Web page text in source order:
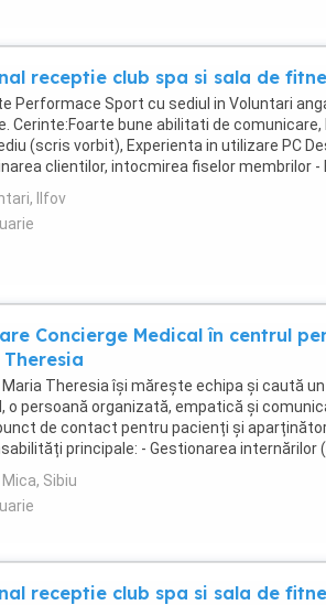
receptie club spa si sala de
Performace Sport cu sediul in Voluntari
Cerinte:Foarte bune abilitati de comunicare,
(scris vorbit), Experienta in utilizare PC
clientilor, intocmirea fiselor membrilor -
check in - ...
Ilfov
Concierge Medical în centrul
Theresia își mărește echipa și caută
o persoană organizată, empatică și
de contact pentru pacienți și
principale: - Gestionarea internărilor
relația cu aparținătorii) - ...
Sibiu
receptie club spa si sala de